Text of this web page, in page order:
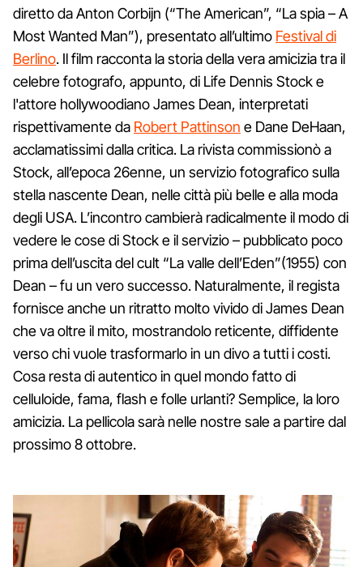
diretto da Anton Corbijn (“The American”, “La spia – A
Most Wanted Man”), presentato all’ultimo Festival di
Berlino. Il film racconta la storia della vera amicizia tra il
celebre fotografo, appunto, di Life Dennis Stock e
l'attore hollywoodiano James Dean, interpretati
rispettivamente da Robert Pattinson e Dane DeHaan,
acclamatissimi dalla critica. La rivista commissionò a
Stock, all’epoca 26enne, un servizio fotografico sulla
stella nascente Dean, nelle città più belle e alla moda
degli USA. L’incontro cambierà radicalmente il modo di
vedere le cose di Stock e il servizio – pubblicato poco
prima dell’uscita del cult “La valle dell’Eden”(1955) con
Dean – fu un vero successo. Naturalmente, il regista
fornisce anche un ritratto molto vivido di James Dean
che va oltre il mito, mostrandolo reticente, diffidente
verso chi vuole trasformarlo in un divo a tutti i costi.
Cosa resta di autentico in quel mondo fatto di
celluloide, fama, flash e folle urlanti? Semplice, la loro
amicizia. La pellicola sarà nelle nostre sale a partire dal
prossimo 8 ottobre.